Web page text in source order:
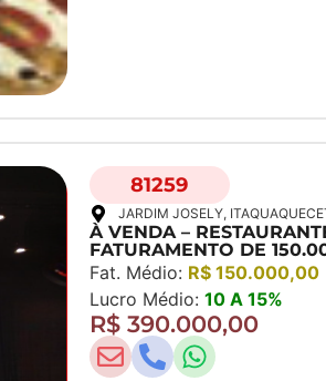
81259
JARDIM JOSELY,
À VENDA –
FATURAMENTO DE
Fat. Médio: R$ 150.000,00
Lucro Médio: 10 A 15%
R$ 390.000,00